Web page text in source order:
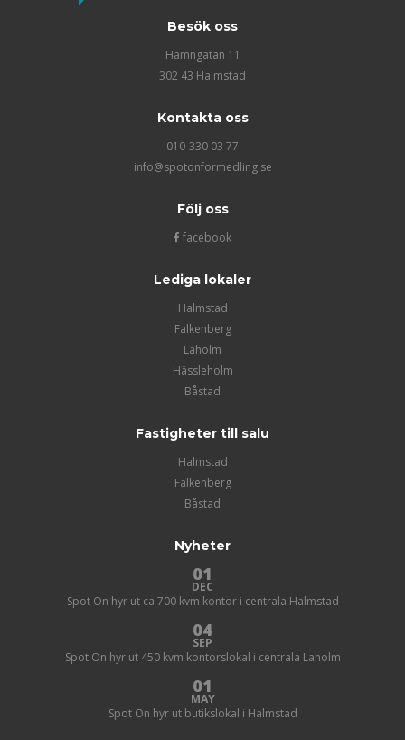
Besök oss
Hamngatan 11
302 43 Halmstad
Kontakta oss
010-330 03 77
info@spotonformedling.se
Följ oss
facebook
Lediga lokaler
Halmstad
Falkenberg
Laholm
Hässleholm
Båstad
Fastigheter till salu
Halmstad
Falkenberg
Båstad
Nyheter
01
DEC
Spot On hyr ut ca 700 kvm kontor i centrala Halmstad
04
SEP
Spot On hyr ut 450 kvm kontorslokal i centrala Laholm
01
MAY
Spot On hyr ut butikslokal i Halmstad